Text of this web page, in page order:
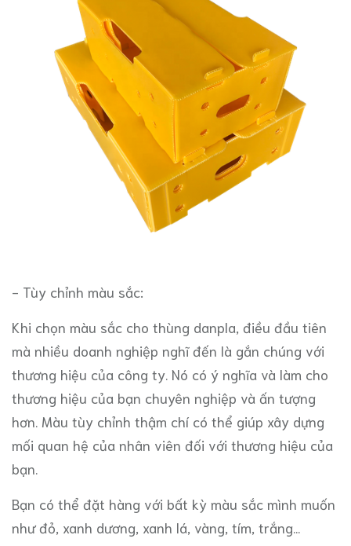
- Tùy chỉnh màu sắc:
Khi chọn màu sắc cho thùng danpla, điều đầu tiên
mà nhiều doanh nghiệp nghĩ đến là gắn chúng với
thương hiệu của công ty. Nó có ý nghĩa và làm cho
thương hiệu của bạn chuyên nghiệp và ấn tượng
hơn. Màu tùy chỉnh thậm chí có thể giúp xây dựng
mối quan hệ của nhân viên đối với thương hiệu của
bạn.
Bạn có thể đặt hàng với bất kỳ màu sắc mình muốn
như đỏ, xanh dương, xanh lá, vàng, tím, trắng...